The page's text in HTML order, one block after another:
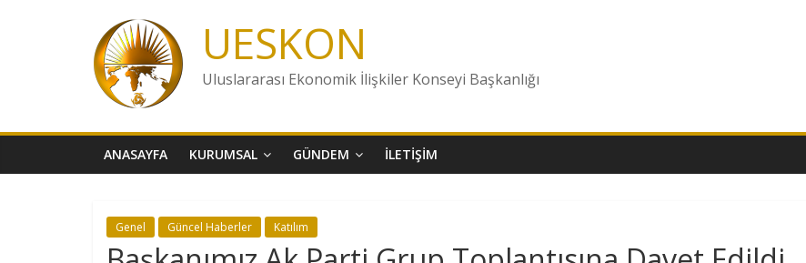
UESKON
Uluslararası Ekonomik İlişkiler Konseyi Başkanlığı
ANASAYFA KURUMSAL GÜNDEM İLETIŞIM
Genel Güncel Haberler Katılım